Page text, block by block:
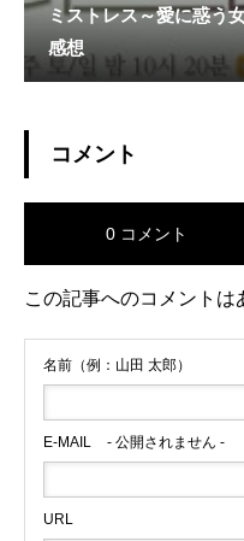
ミストレス～愛に惑
感想
コメント
0 コメント
この記事へのコメントは
名前（例：山田 太郎）
E-MAIL - 公開されません -
URL